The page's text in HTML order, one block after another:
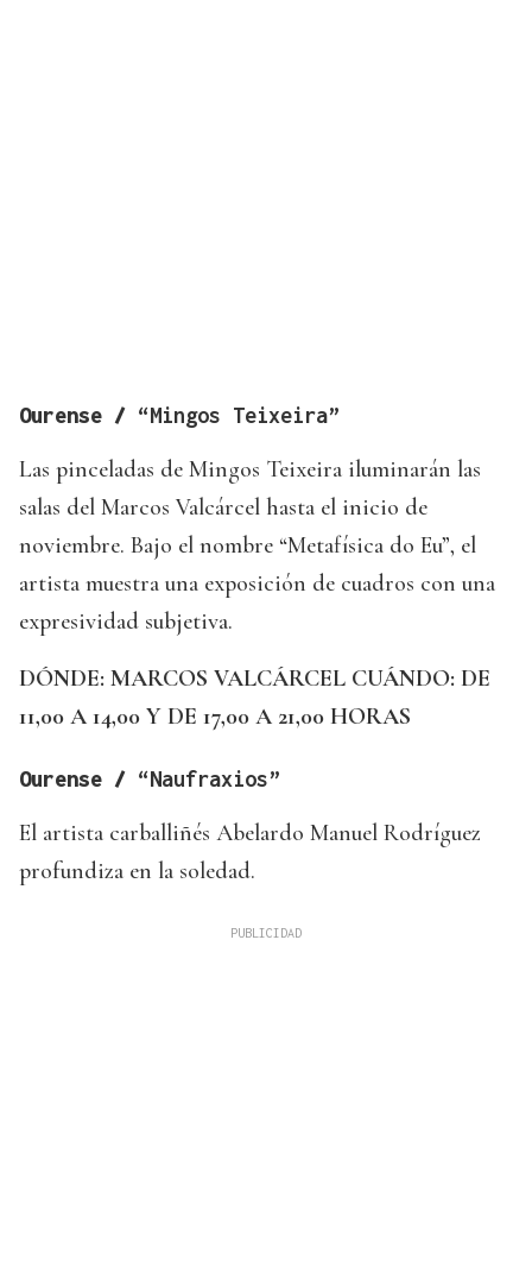
Ourense / “Mingos Teixeira”
Las pinceladas de Mingos Teixeira iluminarán las
salas del Marcos Valcárcel hasta el inicio de
noviembre. Bajo el nombre “Metafísica do Eu”, el
artista muestra una exposición de cuadros con una
expresividad subjetiva.
DÓNDE: MARCOS VALCÁRCEL CUÁNDO: DE
11,00 A 14,00 Y DE 17,00 A 21,00 HORAS
Ourense / “Naufraxios”
El artista carballiñés Abelardo Manuel Rodríguez
profundiza en la soledad.